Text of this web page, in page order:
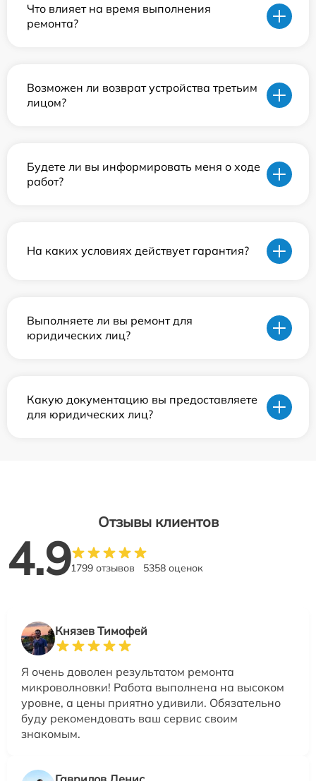
Что влияет на время выполнения
ремонта?
Возможен ли возврат устройства третьим
лицом?
Будете ли вы информировать меня о ходе
работ?
На каких условиях действует гарантия?
Выполняете ли вы ремонт для
юридических лиц?
Какую документацию вы предоставляете
для юридических лиц?
Отзывы клиентов
4.91799 отзывов 5358 оценок
Князев Тимофей
Я очень доволен результатом ремонта
микроволновки! Работа выполнена на высоком
уровне, а цены приятно удивили. Обязательно
буду рекомендовать ваш сервис своим
знакомым.